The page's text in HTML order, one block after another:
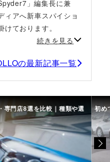
」編集長に兼
ィアへ新車スパイショ
けております。
続きを見る
の最新記事一覧
専門店8選を比較｜種類や選 初め